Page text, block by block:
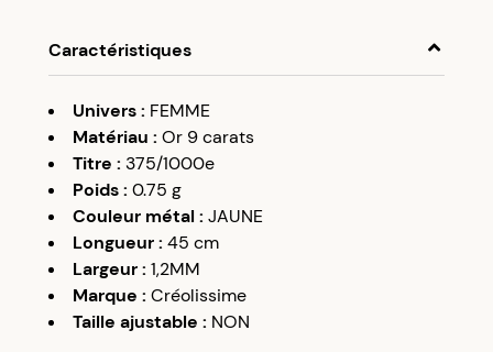
Caractéristiques
Univers: FEMME
Matériau : Or 9 carats
Titre : 375/1000e
Poids: 0.75 g
Couleur métal: JAUNE
Longueur: 45 cm
Largeur: 1,2MM
Marque : Créolissime
Taille ajustable : NON